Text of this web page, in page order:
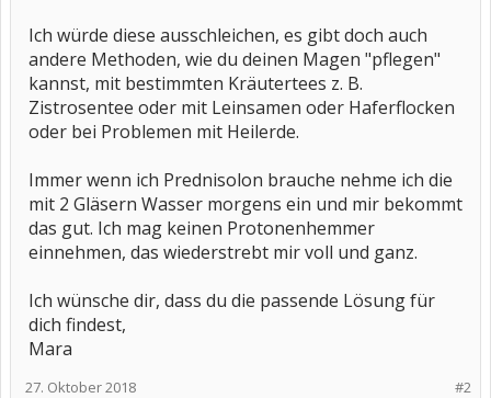
Ich würde diese ausschleichen, es gibt doch auch
andere Methoden, wie du deinen Magen "pflegen"
kannst, mit bestimmten Kräutertees z. B.
Zistrosentee oder mit Leinsamen oder Haferflocken
oder bei Problemen mit Heilerde.
Immer wenn ich Prednisolon brauche nehme ich die
mit 2 Gläsern Wasser morgens ein und mir bekommt
das gut. Ich mag keinen Protonenhemmer
einnehmen, das wiederstrebt mir voll und ganz.
Ich wünsche dir, dass du die passende Lösung für
dich findest,
Mara
#2
27. Oktober 2018